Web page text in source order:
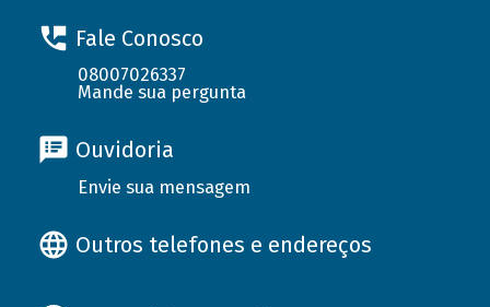
Fale Conosco
08007026337
Mande sua pergunta
Ouvidoria
Envie sua mensagem
Outros telefones e endereços